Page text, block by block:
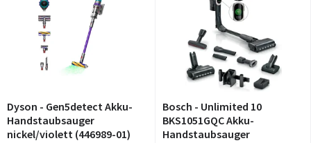
Dyson - Gen5detect Akku-
Handstaubsauger
nickel/violett (446989-01)
Bosch - Unlimited 10
BKS1051GQC Akku-
Handstaubsauger